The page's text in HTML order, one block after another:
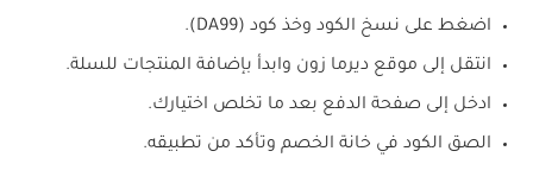
اضغط على نسخ الكود وخذ كود (DA99).
انتقل إلى موقع ديرما زون وابدأ بإضافة المنتجات للسلة.
ادخل إلى صفحة الدفع بعد ما تخلص اختيارك.
الصق الكود في خانة الخصم وتأكد من تطبيقه.